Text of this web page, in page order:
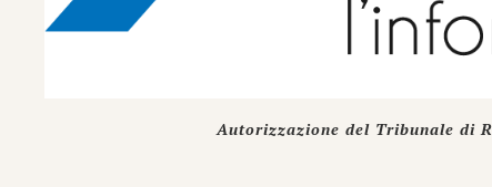
Autorizzazione del Tribunale di